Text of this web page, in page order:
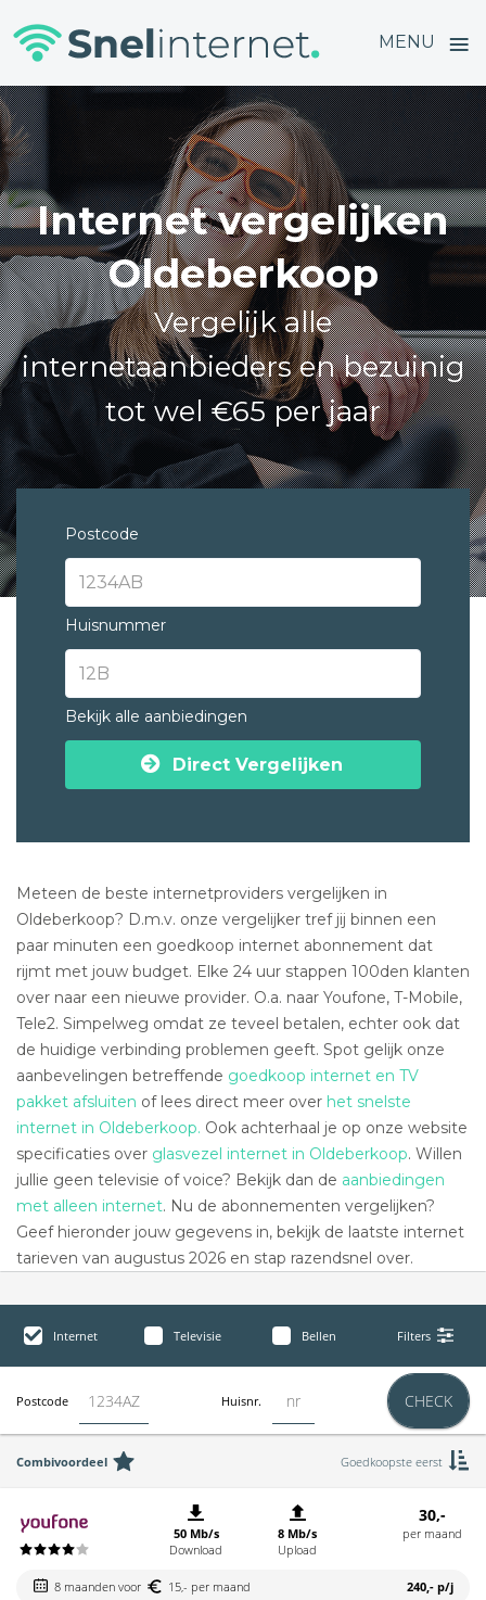
MENU ≡
Skip
to
content
Internet vergelijken
Oldeberkoop
Vergelijk alle
internetaanbieders en bezuinig
tot wel €65 per jaar
Postcode
Huisnummer
Bekijk alle aanbiedingen
Direct Vergelijken
Meteen de beste internetproviders vergelijken in
Oldeberkoop? D.m.v. onze vergelijker tref jij binnen een
paar minuten een goedkoop internet abonnement dat
rijmt met jouw budget. Elke 24 uur stappen 100den klanten
over naar een nieuwe provider. O.a. naar Youfone, T-Mobile,
Tele2. Simpelweg omdat ze teveel betalen, echter ook dat
de huidige verbinding problemen geeft. Spot gelijk onze
aanbevelingen betreffende goedkoop internet en TV
pakket afsluiten of lees direct meer over het snelste
internet in Oldeberkoop. Ook achterhaal je op onze website
specificaties over glasvezel internet in Oldeberkoop. Willen
jullie geen televisie of voice? Bekijk dan de aanbiedingen
met alleen internet. Nu de abonnementen vergelijken?
Geef hieronder jouw gegevens in, bekijk de laatste internet
tarieven van augustus 2026 en stap razendsnel over.
Internet Televisie Bellen Filters
Postcode Huisnr. CHECK
Combivoordeel Goedkoopste eerst
50 Mb/s
Download
8 Mb/s
Upload
30,-
per maand
8 maanden voor 15,- per maand 240,- p/j